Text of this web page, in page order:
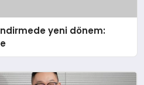
yeni dönem: